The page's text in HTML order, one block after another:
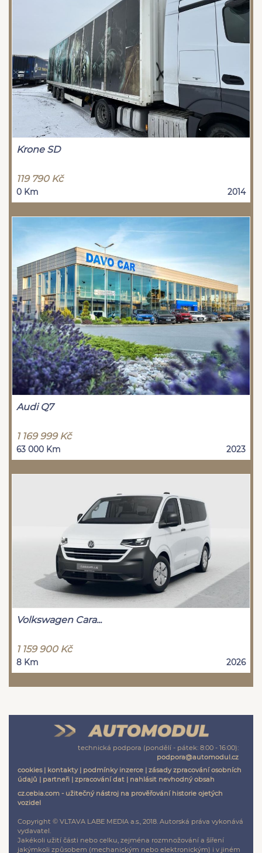
Krone SD
119 790 Kč
0 Km 2014
Audi Q7
1 169 999 Kč
63 000 Km 2023
Volkswagen Cara...
1 159 900 Kč
8 Km 2026
technická podpora (pondělí - pátek: 8:00 - 16:00):
podpora@automodul.cz
cookies| kontakty| podmínky inzerce | zásady zpracování osobních
údajů | partneři | zpracování dat | nahlásit nevhodný obsah
cz.cebia.com - užitečný nástroj na prověřování historie ojetých
vozidel
Copyright © VLTAVA LABE MEDIA a.s., 2018. Autorská práva vykonává
vydavatel.
Jakékoli užití části nebo celku, zejména rozmnožování a šíření
jakýmkoli způsobem (mechanickým nebo elektronickým) i v jiném